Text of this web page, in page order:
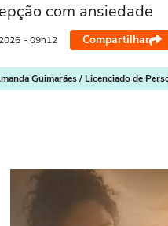
com ansiedade
2026 - 09h12 Compartilhar
Guimarães / Licenciado de